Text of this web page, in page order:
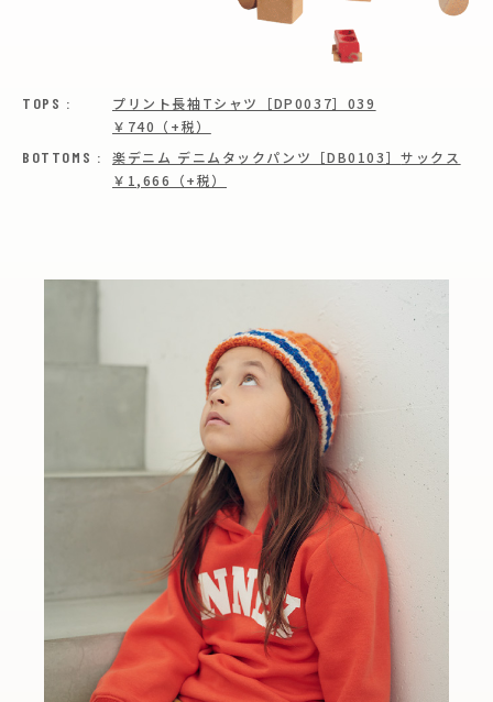
TOPS :
プリント長袖Tシャツ［DP0037］039
￥740（+税）
BOTTOMS :
楽デニム デニムタックパンツ［DB0103］サックス
￥1,666（+税）